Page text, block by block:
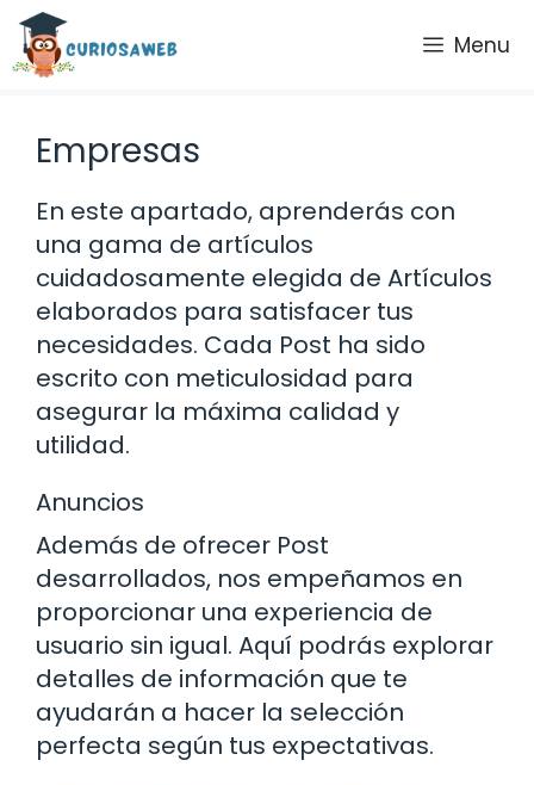
Saltar
contenido
Menu
Empresas
En este apartado, aprenderás con
una gama de artículos
cuidadosamente elegida de Artículos
elaborados para satisfacer tus
necesidades. Cada Post ha sido
escrito con meticulosidad para
asegurar la máxima calidad y
utilidad.
Anuncios
Además de ofrecer Post
desarrollados, nos empeñamos en
proporcionar una experiencia de
usuario sin igual. Aquí podrás explorar
detalles de información que te
ayudarán a hacer la selección
perfecta según tus expectativas.